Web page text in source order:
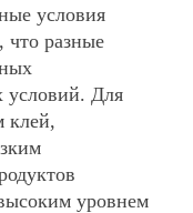
условия
что разные
условий. Для
клей,
уровнем